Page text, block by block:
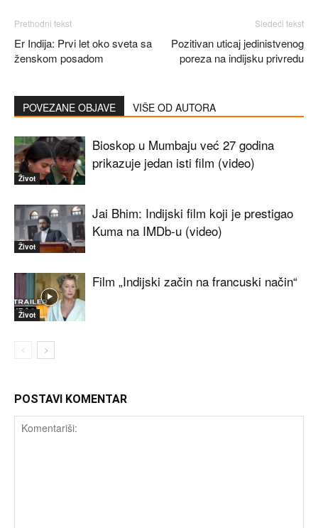
Prethodni tekst
Er Indija: Prvi let oko sveta sa
ženskom posadom
Sledeći tekst
Pozitivan uticaj jedinistvenog
poreza na indijsku privredu
POVEZANE OBJAVE VIŠE OD AUTORA
Život
Bioskop u Mumbaju već 27 godina
prikazuje jedan isti film (video)
Život
Jai Bhim: Indijski film koji je prestigao
Kuma na IMDb-u (video)
Život
Film „Indijski začin na francuski način“
POSTAVI KOMENTAR